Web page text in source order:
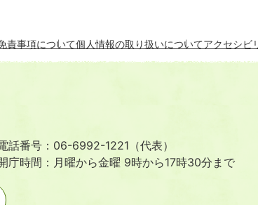
責事項について個人情報の取り扱いについてアクセシビ
話番号：06-6992-1221（代表）
庁時間：月曜から金曜 9時から17時30分まで